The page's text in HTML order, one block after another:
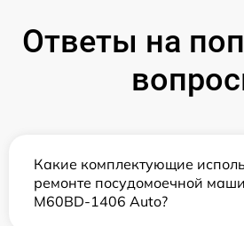
Ответы на
Какие комплектующие
ремонте посудомоечной
M60BD-1406 Auto?